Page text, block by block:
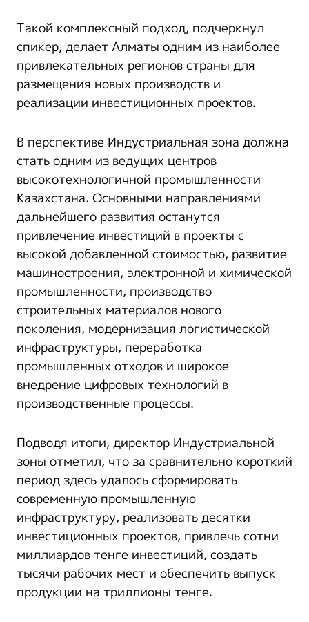
Такой комплексный подход, подчеркнул
спикер, делает Алматы одним из наиболее
привлекательных регионов страны для
размещения новых производств и
реализации инвестиционных проектов.
В перспективе Индустриальная зона должна
стать одним из ведущих центров
высокотехнологичной промышленности
Казахстана. Основными направлениями
дальнейшего развития останутся
привлечение инвестиций в проекты с
высокой добавленной стоимостью, развитие
машиностроения, электронной и химической
промышленности, производство
строительных материалов нового
поколения, модернизация логистической
инфраструктуры, переработка
промышленных отходов и широкое
внедрение цифровых технологий в
производственные процессы.
Подводя итоги, директор Индустриальной
зоны отметил, что за сравнительно короткий
период здесь удалось сформировать
современную промышленную
инфраструктуру, реализовать десятки
инвестиционных проектов, привлечь сотни
миллиардов тенге инвестиций, создать
тысячи рабочих мест и обеспечить выпуск
продукции на триллионы тенге.